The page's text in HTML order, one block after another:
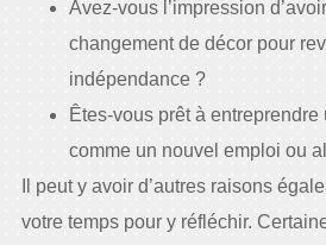
Avez-vous l’impression
changement de décor pour
indépendance ?
Êtes-vous prêt à
comme un nouvel emploi ou
Il peut y avoir d’autres raisons
votre temps pour y réfléchir.